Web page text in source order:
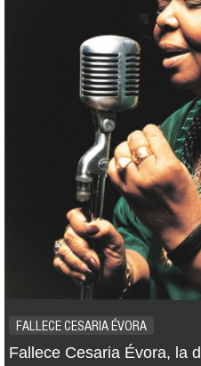
FALLECE CESARIA ÉVORA
Fallece Cesaria Évora, la